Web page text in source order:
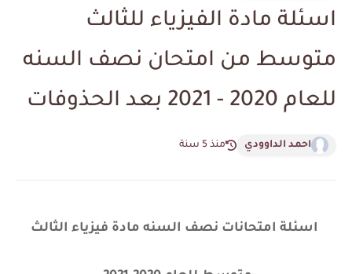
اسئلة مادة الفيزياء للثالث
متوسط من امتحان نصف السنه
للعام 2020 - 2021 بعد الحذوفات
احمد الداوودي منذ 5 سنة
اسئلة امتحانات نصف السنه مادة فيزياء الثالث